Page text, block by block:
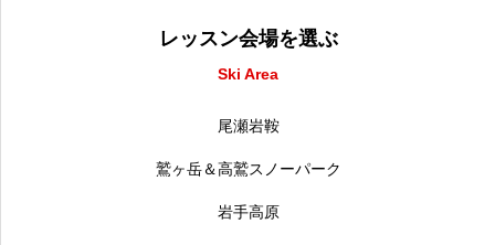
レッスン会場を選ぶ
Ski Area
尾瀬岩鞍
鷲ヶ岳＆高鷲スノーパーク
岩手高原